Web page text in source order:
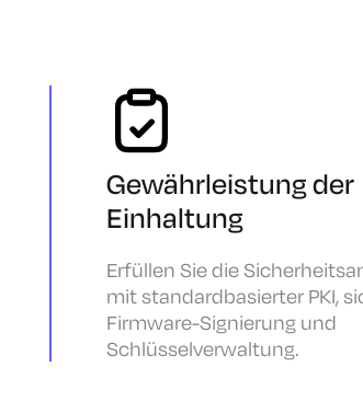
Gewährleistung der
Einhaltung
Erfüllen Sie die
mit standardbasierter PKI,
Firmware-Signierung und
Schlüsselverwaltung.